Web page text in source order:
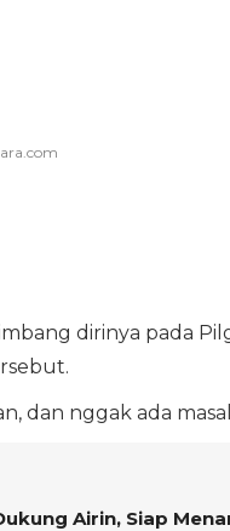
dirinya pada
dan nggak ada
Airin, Siap